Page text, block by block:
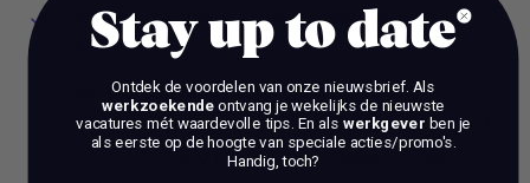
waarin je bijdraagt aan een maatschappelijk
doel.
Een bruto maandsalaris o.b.v. 36-urige
werkweek van minimaal € 3.472,90 en maximaal
€ 5.217,35 bruto per maand (schaal 10), een
Stay up to date
Ontdek de voordelen van onze nieuwsbrief. Als
werkzoekendeontvang je wekelijks de nieuwste
vacatures mét waardevolle tips. En als werkgever ben je
als eerste op de hoogte van speciale acties/promo's.
Handig, toch?